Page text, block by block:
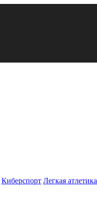
Киберспорт Легкая атлетика